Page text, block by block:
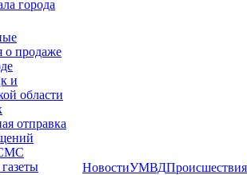
НовостиУМВДПроисшествия